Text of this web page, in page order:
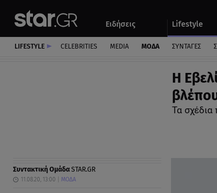
Ειδήσεις Lifestyle
Αυτοκίνητο
LIFESTYLE CELEBRITIES MEDIA ΜΟΔΑ ΣΥΝΤΑΓΕΣ
Η
Τα σχέδια
Συντακτική ΟμάδαSTAR.GR
11.08.20, 13:00 ΜΟΔΑ